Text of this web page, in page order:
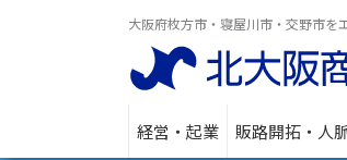
大阪府枚方市・寝屋川市・交野市を
経営・起業 販路開拓・人